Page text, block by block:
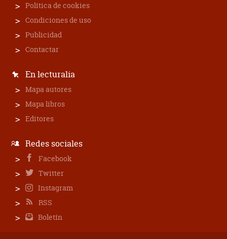
Política de cookies
Condiciones de uso
Publicidad
Contactar
En lecturalia
Mapa autores
Mapa libros
Editores
Redes sociales
Facebook
Twitter
Instagram
RSS
Boletín